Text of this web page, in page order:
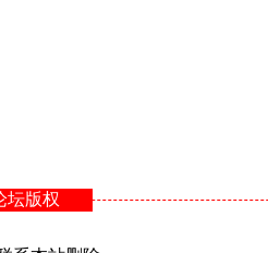
坛版权